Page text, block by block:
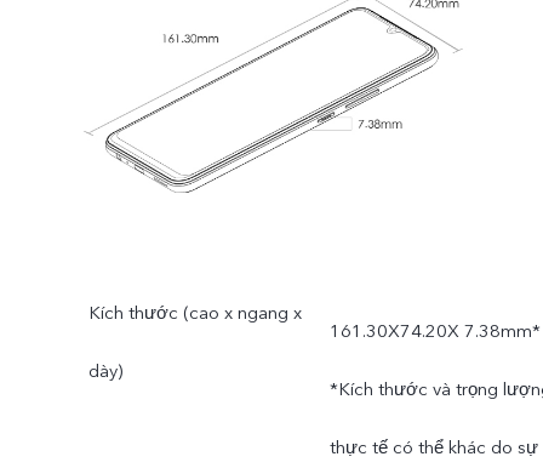
Kích thước (cao x ngang x
dày)
161.30X74.20X 7.38mm*
*Kích thước và trọng
thực tế có thể khác do sự